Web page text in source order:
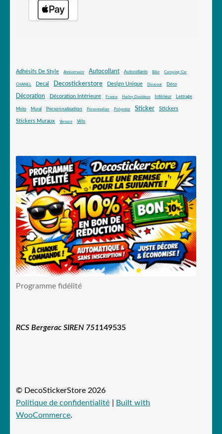
Adhésifs De Style Anniversaire Autocollant Autocollants Bike Camping-Car
CHANEL Decal Decostickerstore Design Unique Douceur Déco
Décoration Décoration Intérieure France Harley Davidson Intérieur Lettrage
Moto Mural Personnalisation Personnaliser Polyester Sticker Stickers
Stickers Muraux Versace Vélo
Programme fidélité
RCS Bergerac SIREN 751149535
© DecoStickerStore 2026
Politique de confidentialité
Built with
WooCommerce.